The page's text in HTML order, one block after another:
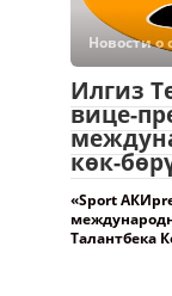
Новости о
Илгиз
вице-
көк-
«Sport
Талантбека